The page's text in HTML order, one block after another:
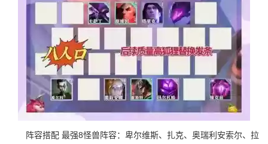
阵容搭配 最强8怪兽阵容：卑尔维斯、扎克、奥瑞利安索尔、拉